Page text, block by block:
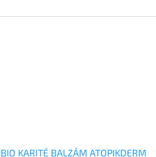
BIO KARITÉ BALZÁM ATOPIKDERM